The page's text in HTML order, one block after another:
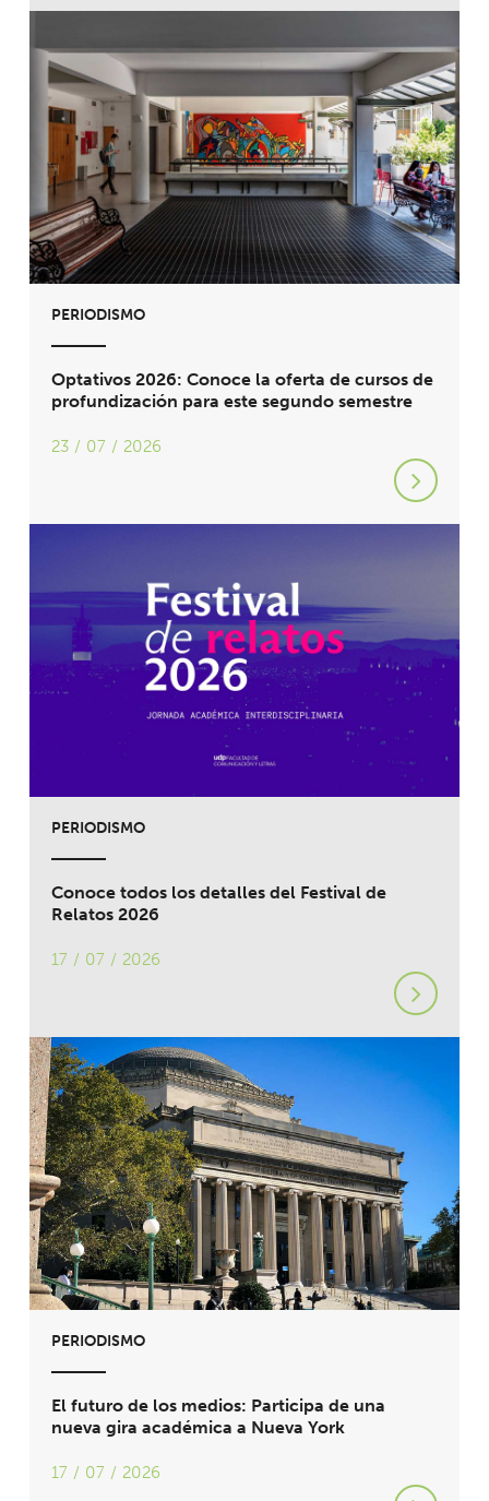
PERIODISMO
Optativos 2026: Conoce la oferta de cursos de
profundización para este segundo semestre
23 / 07 / 2026
PERIODISMO
Conoce todos los detalles del Festival de
Relatos 2026
17 / 07 / 2026
PERIODISMO
El futuro de los medios: Participa de una
nueva gira académica a Nueva York
17 / 07 / 2026